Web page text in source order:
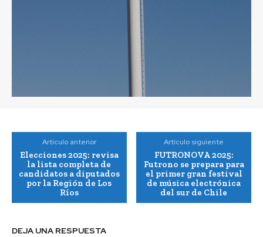
Artículo anterior
Elecciones 2025: revisa
la lista completa de
candidatos a diputados
por la Región de Los
Ríos
Artículo siguiente
FUTRONOVA 2025:
Futrono se prepara para
el primer gran festival
de música electrónica
del sur de Chile
DEJA UNA RESPUESTA